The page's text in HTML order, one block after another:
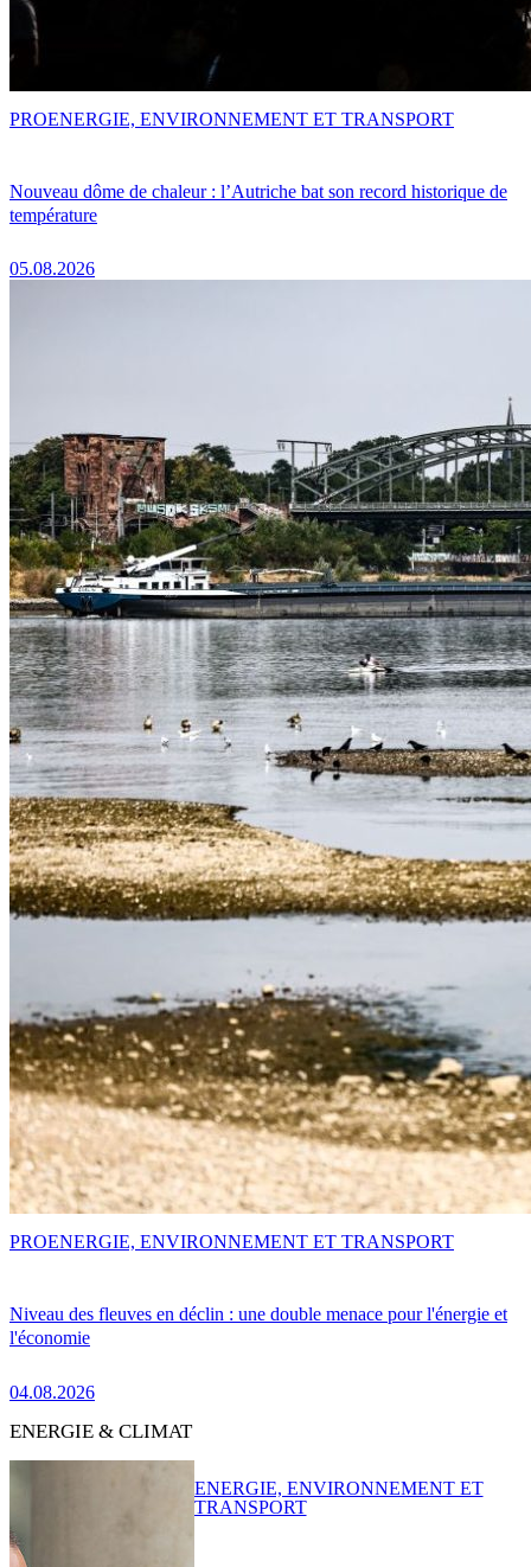
Nouveau dôme de chaleur : l’Autriche bat son record historique de
température
05.08.2026
PROENERGIE, ENVIRONNEMENT ET TRANSPORT
Niveau des fleuves en déclin : une double menace pour l'énergie et
l'économie
04.08.2026
PROENERGIE, ENVIRONNEMENT ET TRANSPORT
ENERGIE & CLIMAT
ENERGIE, ENVIRONNEMENT ET
TRANSPORT